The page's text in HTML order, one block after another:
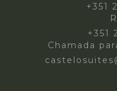
+351
+351
Chamada